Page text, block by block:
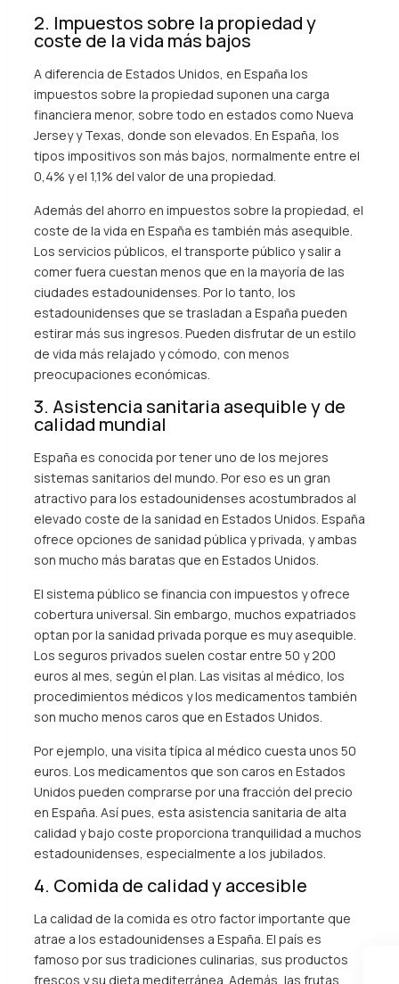
2. Impuestos sobre la propiedad y
coste de la vida más bajos
A diferencia de Estados Unidos, en España los
impuestos sobre la propiedad suponen una carga
financiera menor, sobre todo en estados como Nueva
Jersey y Texas, donde son elevados. En España, los
tipos impositivos son más bajos, normalmente entre el
0,4% y el 1,1% del valor de una propiedad.
Además del ahorro en impuestos sobre la propiedad, el
coste de la vida en España es también más asequible.
Los servicios públicos, el transporte público y salir a
comer fuera cuestan menos que en la mayoría de las
ciudades estadounidenses. Por lo tanto, los
estadounidenses que se trasladan a España pueden
estirar más sus ingresos. Pueden disfrutar de un estilo
de vida más relajado y cómodo, con menos
preocupaciones económicas.
3. Asistencia sanitaria asequible y de
calidad mundial
España es conocida por tener uno de los mejores
sistemas sanitarios del mundo. Por eso es un gran
atractivo para los estadounidenses acostumbrados al
elevado coste de la sanidad en Estados Unidos. España
ofrece opciones de sanidad pública y privada, y ambas
son mucho más baratas que en Estados Unidos.
El sistema público se financia con impuestos y ofrece
cobertura universal. Sin embargo, muchos expatriados
optan por la sanidad privada porque es muy asequible.
Los seguros privados suelen costar entre 50 y 200
euros al mes, según el plan. Las visitas al médico, los
procedimientos médicos y los medicamentos también
son mucho menos caros que en Estados Unidos.
Por ejemplo, una visita típica al médico cuesta unos 50
euros. Los medicamentos que son caros en Estados
Unidos pueden comprarse por una fracción del precio
en España. Así pues, esta asistencia sanitaria de alta
calidad y bajo coste proporciona tranquilidad a muchos
estadounidenses, especialmente a los jubilados.
4. Comida de calidad y accesible
La calidad de la comida es otro factor importante que
atrae a los estadounidenses a España. El país es
famoso por sus tradiciones culinarias, sus productos
frescos y su dieta mediterránea. Además, las frutas,